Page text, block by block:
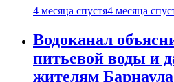
4 месяца спустя4 месяца
Водоканал
питьевой воды и
жителям Барнаула